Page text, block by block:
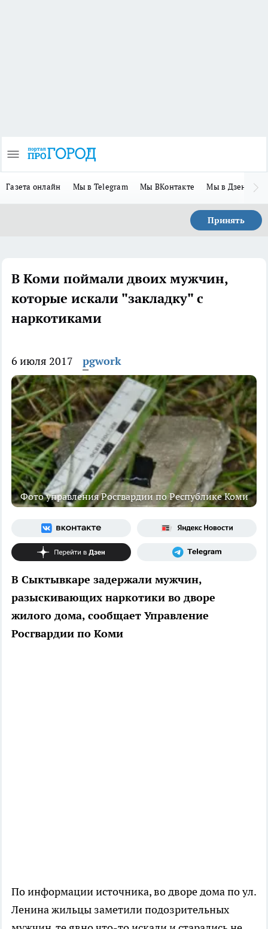
Газета онлайн Мы в Telegram Мы ВКонтакте Мы в Дзене
Принять
В Коми поймали двоих мужчин,
которые искали "закладку" с
наркотиками
6 июля 2017 pgwork
Фото управления Росгвардии по Республике Коми
В Сыктывкаре задержали мужчин,
разыскивающих наркотики во дворе
жилого дома, сообщает Управление
Росгвардии по Коми
По информации источника, во дворе дома по ул.
Ленина жильцы заметили подозрительных